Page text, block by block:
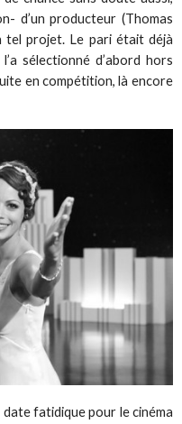
d’un producteur (Thomas
tel projet. Le pari était déjà
sélectionné d’abord hors
en compétition, là encore
fatidique pour le cinéma